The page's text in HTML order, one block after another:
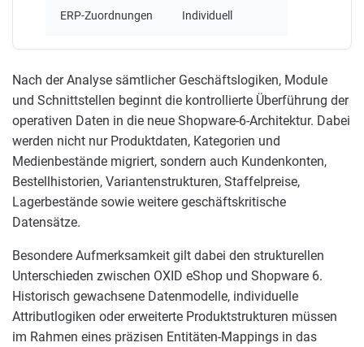
ERP-Zuordnungen Individuell
Nach der Analyse sämtlicher Geschäftslogiken, Module
und Schnittstellen beginnt die kontrollierte Überführung der
operativen Daten in die neue Shopware-6-Architektur. Dabei
werden nicht nur Produktdaten, Kategorien und
Medienbestände migriert, sondern auch Kundenkonten,
Bestellhistorien, Variantenstrukturen, Staffelpreise,
Lagerbestände sowie weitere geschäftskritische
Datensätze.
Besondere Aufmerksamkeit gilt dabei den strukturellen
Unterschieden zwischen OXID eShop und Shopware 6.
Historisch gewachsene Datenmodelle, individuelle
Attributlogiken oder erweiterte Produktstrukturen müssen
im Rahmen eines präzisen Entitäten-Mappings in das